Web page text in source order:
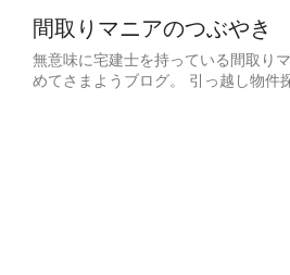
間取りマニアのつぶやき
無意味に宅建士を持っている間取り
めてさまようブログ。 引っ越し物件